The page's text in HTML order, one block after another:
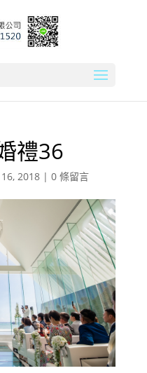
禮36
2018| 0 條留言